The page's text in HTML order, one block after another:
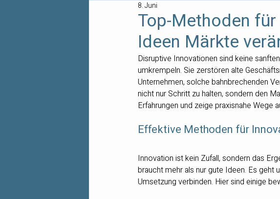
Top-Methoden
Ideen Märkte
8. Juni
Disruptive Innovationen sind keine
umkrempeln. Sie zerstören alte
Unternehmen, solche bahnbrechenden
nicht nur Schritt zu halten, sondern den
Erfahrungen und zeige praxisnahe Wege
Effektive Methoden für
Innovation ist kein Zufall, sondern das
braucht mehr als nur gute Ideen. Es
Umsetzung verbinden. Hier sind einige